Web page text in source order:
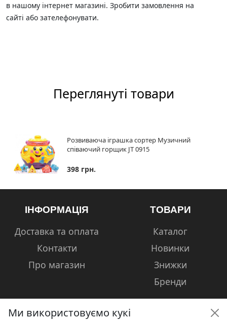
в нашому інтернет магазині. Зробити замовлення на
сайті або зателефонувати.
Переглянуті товари
Розвиваюча іграшка сортер Музичний
співаючий горщик JT 0915
398 грн.
ІНФОРМАЦІЯ
Доставка та оплата
Контакти
Про магазин
ТОВАРИ
Каталог
Новинки
Знижки
Бренди
Ми використовуємо кукі